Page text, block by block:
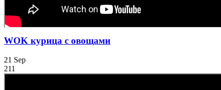
WOK курица с овощами
21 Sep
211